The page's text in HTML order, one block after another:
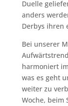
Duelle
anders
Derbys ihren
Bei unserer
harmoniert
was es geht
weiter zu
Woche, beim